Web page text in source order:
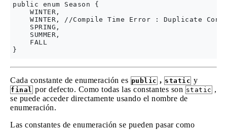
public enum Season {
    WINTER,
WINTER, //Compile Time Error : Duplicate
    SPRING,
    SUMMER,
    FALL
Cada constante de enumeración es public , static y
final por defecto. Como todas las constantes son static ,
se puede acceder directamente usando el nombre de
enumeración.
Las constantes de enumeración se pueden pasar como